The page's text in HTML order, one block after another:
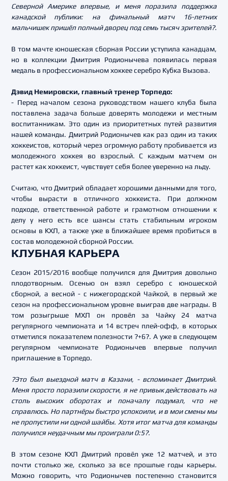
Северной Америке впервые, и меня поразила поддержка
канадской публики: на финальный матч 16-летних
мальчишек пришёл полный дворец под семь тысяч зрителей?.
В том мачте юношеская сборная России уступила канадцам,
но в коллекции Дмитрия Родионычева появилась первая
медаль в профессиональном хоккее серебро Кубка Вызова.
Дэвид Немировски, главный тренер Торпедо:
- Перед началом сезона руководством нашего клуба была
поставлена задача больше доверять молодежи и местным
воспитанникам. Это один из приоритетных путей развития
нашей команды. Дмитрий Родионычев как раз один из таких
хоккеистов, который через огромную работу пробивается из
молодежного хоккея во взрослый. С каждым матчем он
растет как хоккеист, чувствует себя более уверенно на льду.
Считаю, что Дмитрий обладает хорошими данными для того,
чтобы вырасти в отличного хоккеиста. При должном
подходе, ответственной работе и грамотном отношении к
делу у него есть все шансы стать стабильным игроком
основы в КХЛ, а также уже в ближайшее время пробиться в
состав молодежной сборной России.
КЛУБНАЯ КАРЬЕРА
Сезон 2015/2016 вообще получился для Дмитрия довольно
плодотворным. Осенью он взял серебро с юношеской
сборной, а весной - с нижегородской Чайкой, в первый же
сезон на профессиональном уровне выиграв две награды. В
том розыгрыше МХЛ он провёл за Чайку 24 матча
регулярного чемпионата и 14 встреч плей-офф, в которых
отметился показателем полезности ?+6?. А уже в следующем
регулярном чемпионате Родионычев впервые получил
приглашение в Торпедо.
?Это был выездной матч в Казани, - вспоминает Дмитрий.
Меня просто поразили скорости, я не привык действовать на
столь высоких оборотах и поначалу подумал, что не
справлюсь. Но партнёры быстро успокоили, и в мои смены мы
не пропустили ни одной шайбы. Хотя итог матча для команды
получился неудачным мы проиграли 0:5?.
В этом сезоне КХЛ Дмитрий провёл уже 12 матчей, и это
почти столько же, сколько за все прошлые годы карьеры.
Можно говорить, что Родионычев постепенно становится